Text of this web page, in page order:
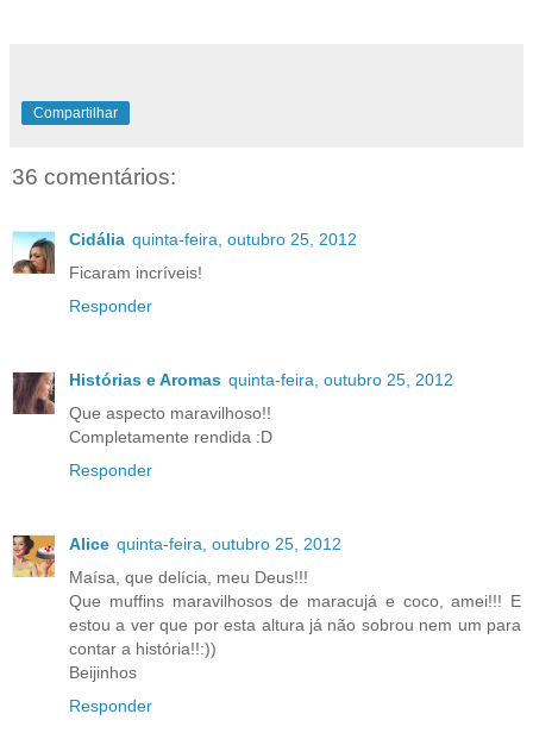
Compartilhar
36 comentários:
Cidália quinta-feira, outubro 25, 2012
Ficaram incríveis!
Responder
Histórias e Aromas quinta-feira, outubro 25, 2012
Que aspecto maravilhoso!!
Completamente rendida :D
Responder
Alice quinta-feira, outubro 25, 2012
Maísa, que delícia, meu Deus!!!
Que muffins maravilhosos de maracujá e coco, amei!!! E
estou a ver que por esta altura já não sobrou nem um para
contar a história!!:))
Beijinhos
Responder